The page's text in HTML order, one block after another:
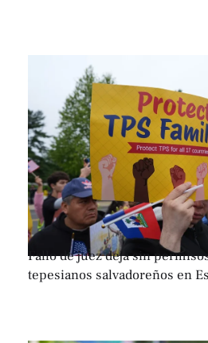
Fallo de juez deja sin
tepesianos salvadoreños en